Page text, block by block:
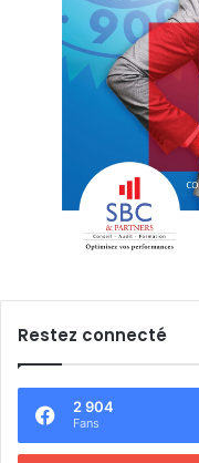
Restez connecté
2 904
Fans